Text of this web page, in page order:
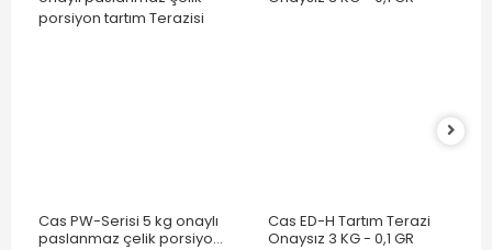
Cas PW-Serisi 5 kg onaylı
paslanmaz çelik porsiyon
Cas ED-H Tartım Terazi
Onaysız 3 KG - 0,1 GR